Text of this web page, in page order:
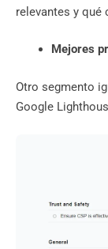
relevantes y qué
Mejores
Otro segmento
Google